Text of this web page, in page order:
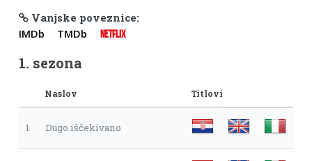
Vanjske poveznice:
IMDb TMDb NETFLIX
1. sezona
Naslov Titlovi
1 Dugo iščekivano